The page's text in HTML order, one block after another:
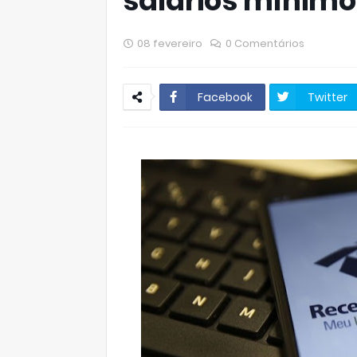
08 fevereiro 0 Comentários
Facebook Twitter